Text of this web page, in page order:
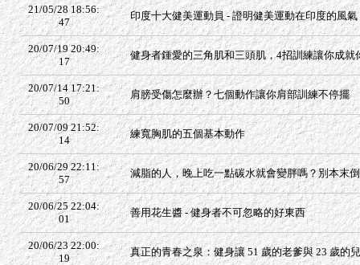
21/05/28 18:56:
47
印度十大健美運動員 - 證明健美運動在印度的風氣
20/07/19 20:49:
17
健身者鍾愛的三角肌和三頭肌，4招訓練讓你成就
20/07/14 17:21:
50
肩膀受傷怎麼辦？七個動作讓你肩部訓練不停擺
20/07/09 21:52:
14
練寬胸肌的五個基本動作
20/06/29 22:11:
57
減脂的人，晚上吃一點碳水就會變胖嗎？別本末
20/06/25 22:04:
01
善用花生醬 - 健身者不可忽略的好東西
20/06/23 22:00:
19
真正的青春之泉：健身讓 51 歲的老爹與 23 歲的